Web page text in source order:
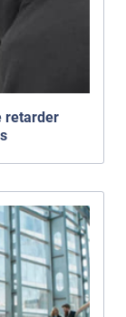
retarder